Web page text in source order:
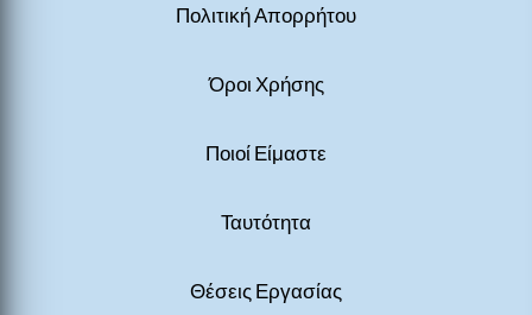
Πολιτική Απορρήτου
Όροι Χρήσης
Ποιοί Είμαστε
Ταυτότητα
Θέσεις Εργασίας